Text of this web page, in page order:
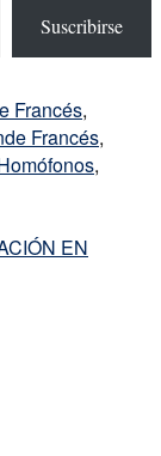
Suscribirse
Francés,
Francés,
,
EN